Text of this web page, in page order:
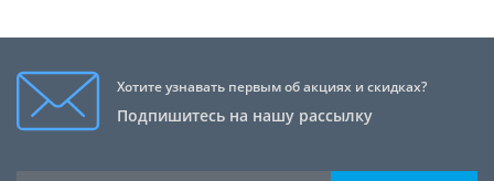
Хотите узнавать первым об акциях и скидках?
Подпишитесь на нашу рассылку